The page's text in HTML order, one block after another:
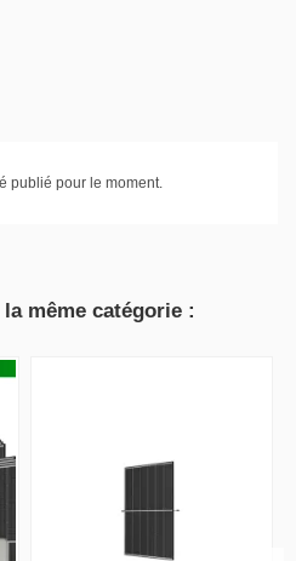
publié pour le moment.
même catégorie :